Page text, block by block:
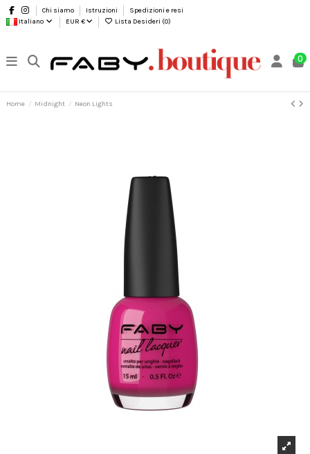
Chi siamo Istruzioni
Spedizioni e resi
Italiano
EUR € Lista Desideri (0)
0
Home Midnight Neon Lights